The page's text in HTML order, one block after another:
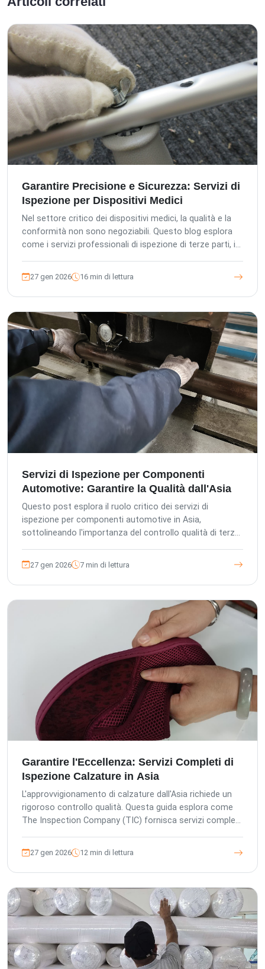
Garantire Precisione e Sicurezza: Servizi di
Ispezione per Dispositivi Medici
Nel settore critico dei dispositivi medici, la qualità e la
conformità non sono negoziabili. Questo blog esplora
come i servizi professionali di ispezione di terze parti, in
per salvaguardare gli investimenti, garantire la sicurezza
dei pazienti e mantenere l'integrità del marchio quando
si acquistano apparecchiature mediche dall'Asia.
Dettagliamo i servizi completi, gli standard rigorosi e
l'approccio incentrato sul cliente che rendono TIC un
partner indispensabile.
27 gen 2026 16 min di lettura
Servizi di Ispezione per Componenti
Automotive: Garantire la Qualità dall'Asia
Questo post esplora il ruolo critico dei servizi di
ispezione per componenti automotive in Asia,
sottolineando l'importanza del controllo qualità di terze
conformità e proteggere la reputazione del marchio.
27 gen 2026 7 min di lettura
Garantire l'Eccellenza: Servizi Completi di
Ispezione Calzature in Asia
L'approvvigionamento di calzature dall'Asia richiede un
rigoroso controllo qualità. Questa guida esplora come
The Inspection Company (TIC) fornisca servizi completi
dei container, garantendo il miglioramento della qualità
del prodotto, mitigando i rischi della catena di
approvvigionamento e salvaguardando i vostri
investimenti. Aderiamo agli standard QC tedeschi e
sfruttiamo oltre 18 anni di esperienza per offrire una
garanzia di qualità senza pari per acquirenti esteri, uffici
27 gen 2026 12 min di lettura